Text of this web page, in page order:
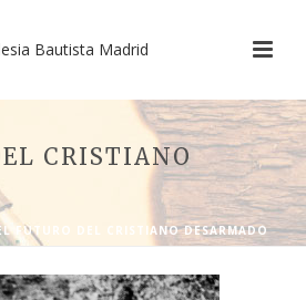
CRISTIANO
FUTURO DEL CRISTIANO DESARMADO